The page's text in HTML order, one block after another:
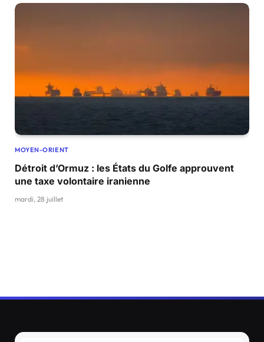
MOYEN-ORIENT
Détroit d’Ormuz : les États du Golfe approuvent
une taxe volontaire iranienne
mardi, 28 juillet